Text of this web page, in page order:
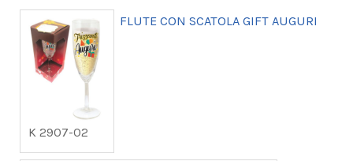
K 2907-02
FLUTE CON SCATOLA GIFT AUGURI